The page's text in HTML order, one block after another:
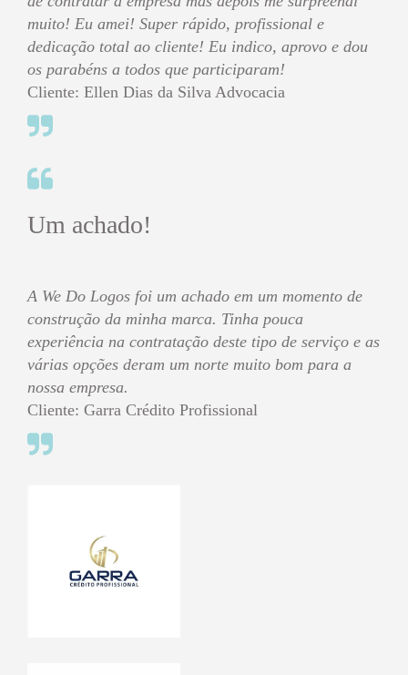
muito! Eu amei! Super rápido, profissional e
dedicação total ao cliente! Eu indico, aprovo e dou
os parabéns a todos que participaram!
Cliente: Ellen Dias da Silva Advocacia
Um achado!
A We Do Logos foi um achado em um momento de
construção da minha marca. Tinha pouca
experiência na contratação deste tipo de serviço e as
várias opções deram um norte muito bom para a
nossa empresa.
Cliente: Garra Crédito Profissional